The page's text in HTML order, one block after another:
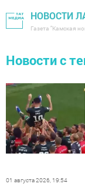
НОВОСТИ
Газета "Камская
Новости с
01 августа 2026, 19:54